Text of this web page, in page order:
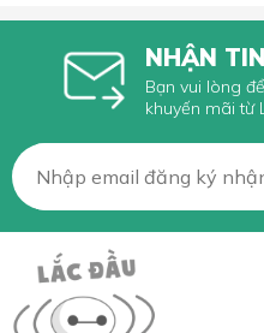
NHẬN
Bạn vui lòng
khuyến mãi từ